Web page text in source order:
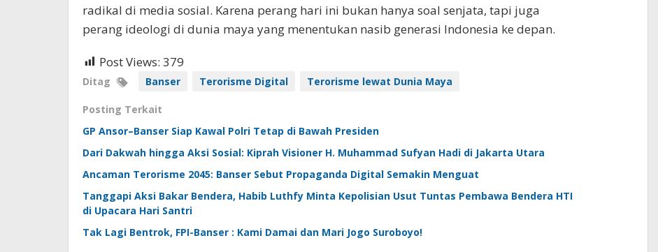
radikal di media sosial. Karena perang hari ini bukan hanya soal senjata, tapi juga
perang ideologi di dunia maya yang menentukan nasib generasi Indonesia ke depan.
Post Views: 379
Ditag Banser Terorisme Digital Terorisme lewat Dunia Maya
Posting Terkait
GP Ansor–Banser Siap Kawal Polri Tetap di Bawah Presiden
Dari Dakwah hingga Aksi Sosial: Kiprah Visioner H. Muhammad Sufyan Hadi di Jakarta Utara
Ancaman Terorisme 2045: Banser Sebut Propaganda Digital Semakin Menguat
Tanggapi Aksi Bakar Bendera, Habib Luthfy Minta Kepolisian Usut Tuntas Pembawa Bendera HTI
di Upacara Hari Santri
Tak Lagi Bentrok, FPI-Banser : Kami Damai dan Mari Jogo Suroboyo!